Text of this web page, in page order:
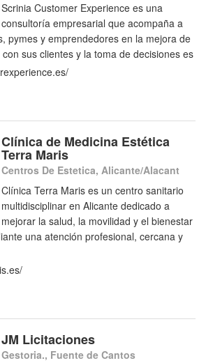
Scrinia Customer Experience es una
consultoría empresarial que acompaña a
pymes y emprendedores en la mejora de
sus clientes y la toma de decisiones es
Clínica de Medicina Estética
Terra Maris
Centros De Estetica, Alicante/Alacant
Clínica Terra Maris es un centro sanitario
multidisciplinar en Alicante dedicado a
mejorar la salud, la movilidad y el bienestar
una atención profesional, cercana y
JM Licitaciones
Gestoria., Fuente de Cantos